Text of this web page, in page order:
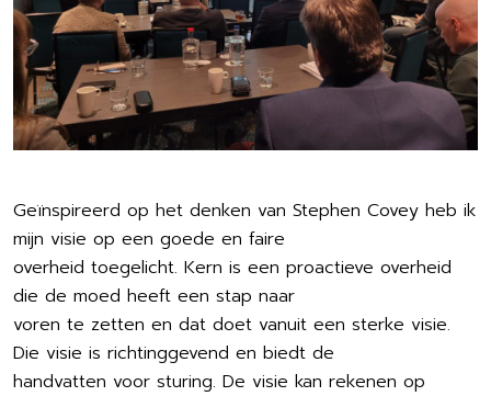
Geïnspireerd op het denken van Stephen Covey heb ik
mijn visie op een goede en faire
overheid toegelicht. Kern is een proactieve overheid
die de moed heeft een stap naar
voren te zetten en dat doet vanuit een sterke visie.
Die visie is richtinggevend en biedt de
handvatten voor sturing. De visie kan rekenen op